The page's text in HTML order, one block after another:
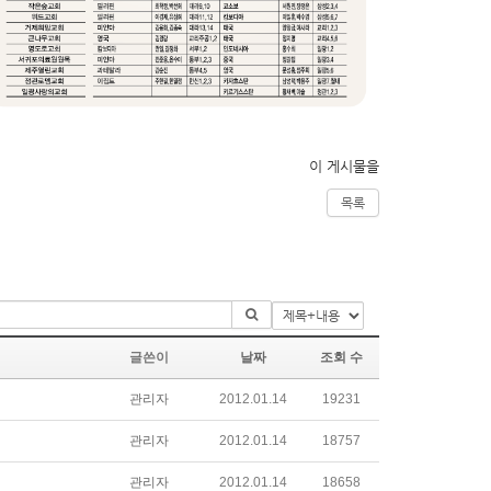
이 게시물을
목록
글쓴이 날짜 조회 수
관리자 2012.01.14 19231
관리자 2012.01.14 18757
관리자 2012.01.14 18658